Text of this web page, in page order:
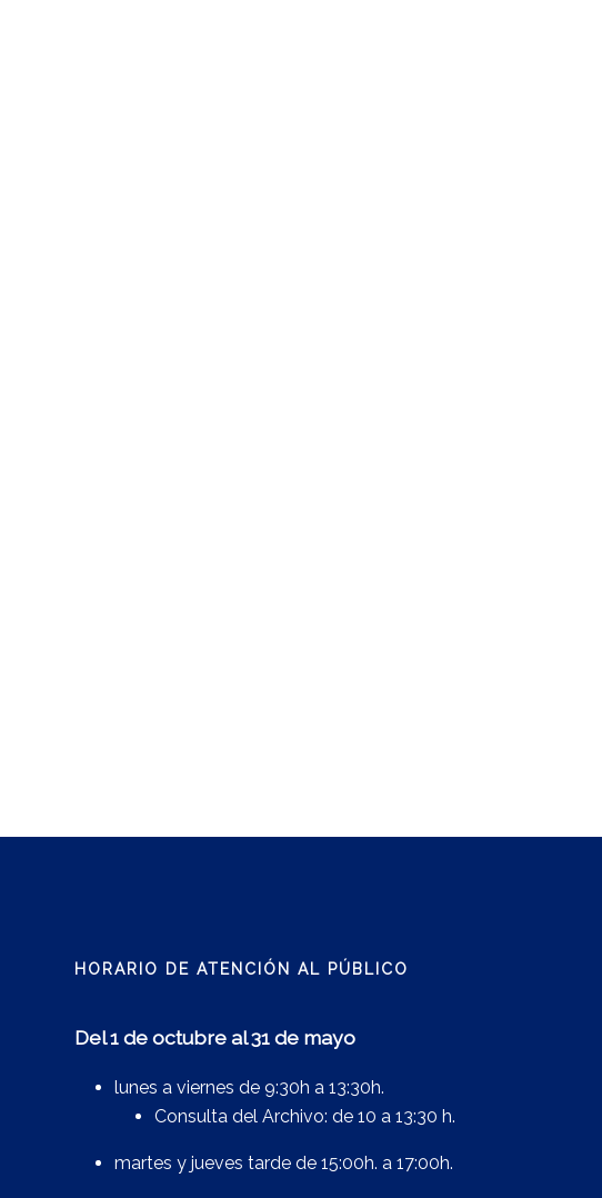
HORARIO DE ATENCIÓN AL PÚBLICO
Del 1 de octubre al 31 de mayo
lunes a viernes de 9:30h a 13:30h.
Consulta del Archivo: de 10 a 13:30 h.
martes y jueves tarde de 15:00h. a 17:00h.